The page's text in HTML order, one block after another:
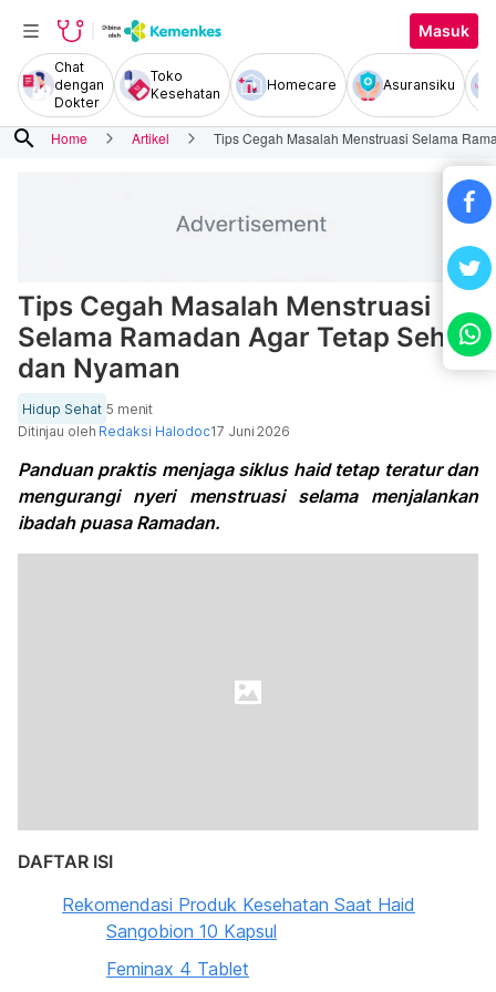
Masuk
Chat
dengan
Dokter
Toko
Kesehatan
Homecare Asuransiku
search Home Artikel Tips Cegah Masalah Menstruasi Selama
Tips Cegah Masalah Menstruasi
Selama Ramadan Agar Tetap Sehat
dan Nyaman
Hidup Sehat 5 menit
Ditinjau oleh Redaksi Halodoc17 Juni 2026
Panduan praktis menjaga siklus haid tetap teratur dan
mengurangi nyeri menstruasi selama menjalankan
ibadah puasa Ramadan.
DAFTAR ISI
Rekomendasi Produk Kesehatan Saat Haid
Sangobion 10 Kapsul
Feminax 4 Tablet